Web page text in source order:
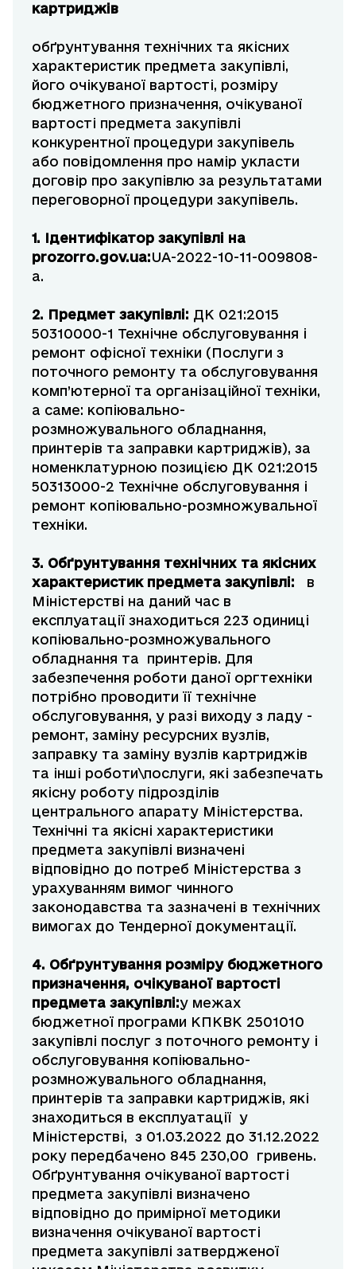
картриджів
обґрунтування технічних та якісних
характеристик предмета закупівлі,
його очікуваної вартості, розміру
бюджетного призначення, очікуваної
вартості предмета закупівлі
конкурентної процедури закупівель
або повідомлення про намір укласти
договір про закупівлю за результатами
переговорної процедури закупівель.
1. Ідентифікатор закупівлі на
prozorro.gov.ua:UA-2022-10-11-009808-
a.
2. Предмет закупівлі: ДК 021:2015
50310000-1 Технічне обслуговування і
ремонт офісної техніки (Послуги з
поточного ремонту та обслуговування
комп’ютерної та організаційної техніки,
а саме: копіювально-
розмножувального обладнання,
принтерів та заправки картриджів), за
номенклатурною позицією ДК 021:2015
50313000-2 Технічне обслуговування і
ремонт копіювально-розмножувальної
техніки.
3. Обґрунтування технічних та якісних
характеристик предмета закупівлі:
в
Міністерстві на даний час в
експлуатації знаходиться 223 одиниці
копіювально-розмножувального
обладнання та принтерів. Для
забезпечення роботи даної оргтехніки
потрібно проводити її технічне
обслуговування, у разі виходу з ладу -
ремонт, заміну ресурсних вузлів,
заправку та заміну вузлів картриджів
та інші роботи\послуги, які забезпечать
якісну роботу підрозділів
центрального апарату Міністерства.
Технічні та якісні характеристики
предмета закупівлі визначені
відповідно до потреб Міністерства з
урахуванням вимог чинного
законодавства та зазначені в технічних
вимогах до Тендерної документації.
4. Обґрунтування розміру бюджетного
призначення, очікуваної вартості
предмета закупівлі:у межах
бюджетної програми КПКВК 2501010
закупівлі послуг з поточного ремонту і
обслуговування копіювально-
розмножувального обладнання,
принтерів та заправки картриджів, які
знаходиться в експлуатації у
Міністерстві, з 01.03.2022 до 31.12.2022
року передбачено 845 230,00 гривень.
Обґрунтування очікуваної вартості
предмета закупівлі визначено
відповідно до примірної методики
визначення очікуваної вартості
предмета закупівлі затвердженої